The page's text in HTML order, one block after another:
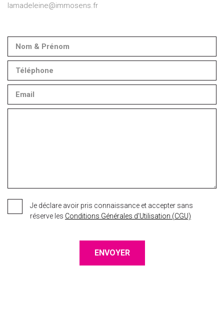
lamadeleine@immosens.fr
Je déclare avoir pris connaissance et accepter sans
réserve les Conditions Générales d'Utilisation (CGU)
ENVOYER